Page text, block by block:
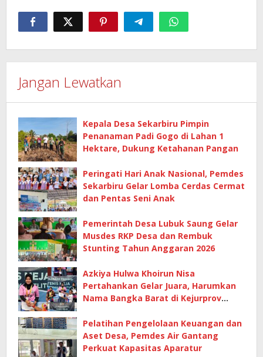
Jangan Lewatkan
Kepala Desa Sekarbiru Pimpin
Penanaman Padi Gogo di Lahan 1
Hektare, Dukung Ketahanan Pangan
Peringati Hari Anak Nasional, Pemdes
Sekarbiru Gelar Lomba Cerdas Cermat
dan Pentas Seni Anak
Pemerintah Desa Lubuk Saung Gelar
Musdes RKP Desa dan Rembuk
Stunting Tahun Anggaran 2026
Azkiya Hulwa Khoirun Nisa
Pertahankan Gelar Juara, Harumkan
Nama Bangka Barat di Kejurprov
Pelatihan Pengelolaan Keuangan dan
Aset Desa, Pemdes Air Gantang
Perkuat Kapasitas Aparatur